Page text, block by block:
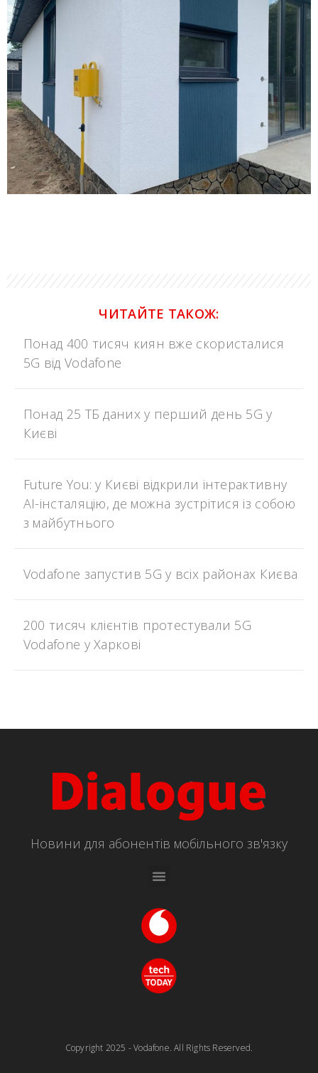
ЧИТАЙТЕ ТАКОЖ:
Понад 400 тисяч киян вже скористалися
5G від Vodafone
Понад 25 ТБ даних у перший день 5G у
Києві
Future You: у Києві відкрили інтерактивну
AI-інсталяцію, де можна зустрітися із собою
з майбутнього
Vodafone запустив 5G у всіх районах Києва
200 тисяч клієнтів протестували 5G
Vodafone у Харкові
Новини для абонентів мобільного зв'язку
Copyright 2025 - Vodafone. All Rights Reserved.